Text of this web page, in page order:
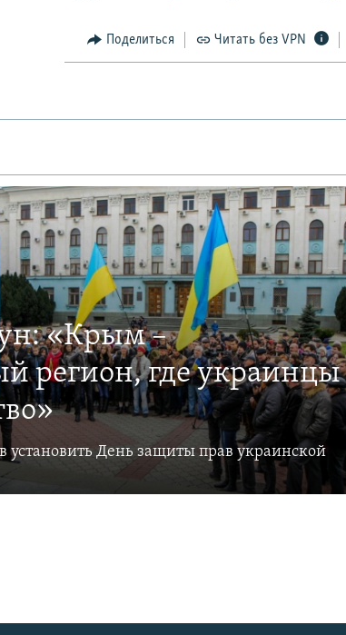
Поделиться Читать без VPN
«Крым –
регион, где украинцы
установить День защиты прав украинской